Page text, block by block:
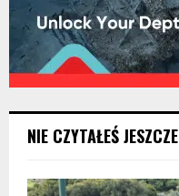
NIE CZYTAŁEŚ JESZCZE